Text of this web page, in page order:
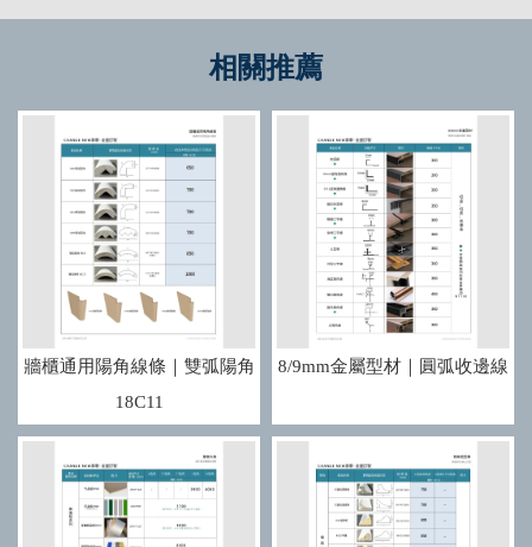
牆櫃通用陽角線條｜雙弧陽角
18C11
8/9mm金屬型材｜圓弧收邊線